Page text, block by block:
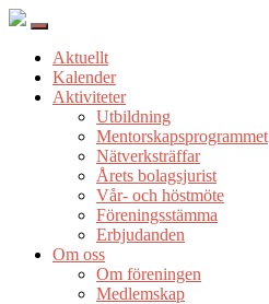
Aktuellt
Kalender
Aktiviteter
Utbildning
Mentorskapsprogrammet
Nätverksträffar
Årets bolagsjurist
Vår- och höstmöte
Föreningsstämma
Erbjudanden
Om oss
Om föreningen
Medlemskap